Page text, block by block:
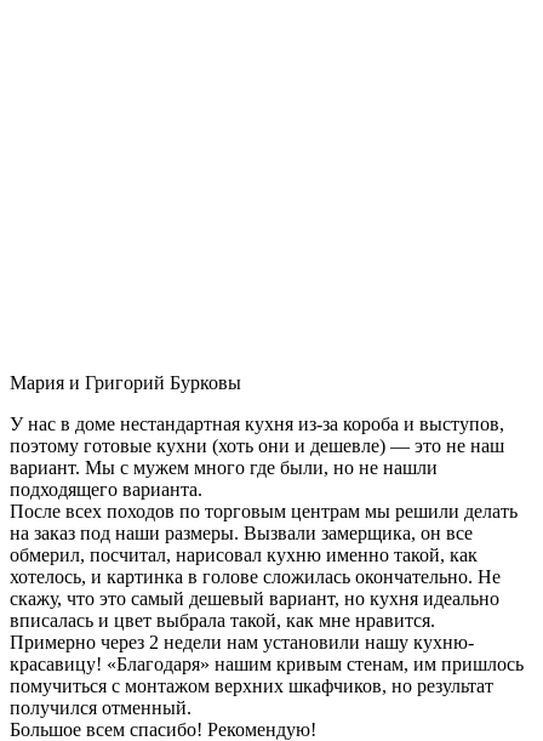
Мария и Григорий Бурковы
У нас в доме нестандартная кухня из-за короба и выступов,
поэтому готовые кухни (хоть они и дешевле) — это не наш
вариант. Мы с мужем много где были, но не нашли
подходящего варианта.
После всех походов по торговым центрам мы решили делать
на заказ под наши размеры. Вызвали замерщика, он все
обмерил, посчитал, нарисовал кухню именно такой, как
хотелось, и картинка в голове сложилась окончательно. Не
скажу, что это самый дешевый вариант, но кухня идеально
вписалась и цвет выбрала такой, как мне нравится.
Примерно через 2 недели нам установили нашу кухню-
красавицу! «Благодаря» нашим кривым стенам, им пришлось
помучиться с монтажом верхних шкафчиков, но результат
получился отменный.
Большое всем спасибо! Рекомендую!